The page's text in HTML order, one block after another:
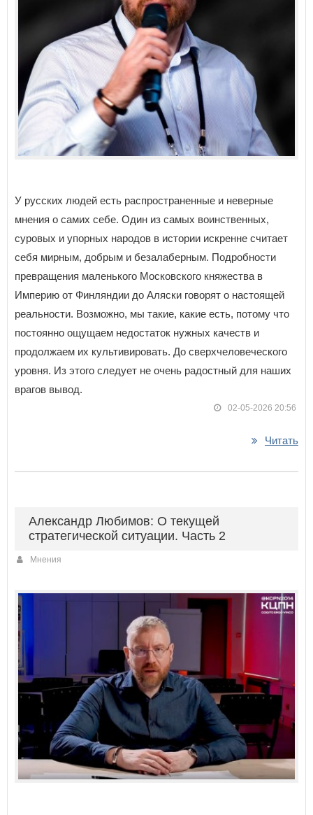
У русских людей есть распространенные и неверные
мнения о самих себе. Один из самых воинственных,
суровых и упорных народов в истории искренне считает
себя мирным, добрым и безалаберным. Подробности
превращения маленького Московского княжества в
Империю от Финляндии до Аляски говорят о настоящей
реальности. Возможно, мы такие, какие есть, потому что
постоянно ощущаем недостаток нужных качеств и
продолжаем их культивировать. До сверхчеловеческого
уровня. Из этого следует не очень радостный для наших
врагов вывод.
02-05-2026 20:56
Читать
Александр Любимов: О текущей
стратегической ситуации. Часть 2
Мнения